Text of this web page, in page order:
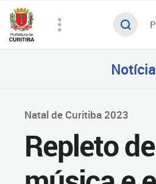
Natal de Curitiba 2023
Repleto